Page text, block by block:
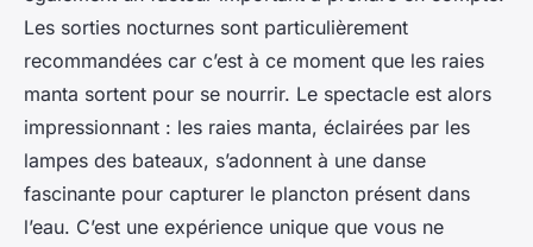
Les sorties nocturnes sont particulièrement
recommandées car c’est à ce moment que les raies
manta sortent pour se nourrir. Le spectacle est alors
impressionnant : les raies manta, éclairées par les
lampes des bateaux, s’adonnent à une danse
fascinante pour capturer le plancton présent dans
l’eau. C’est une expérience unique que vous ne